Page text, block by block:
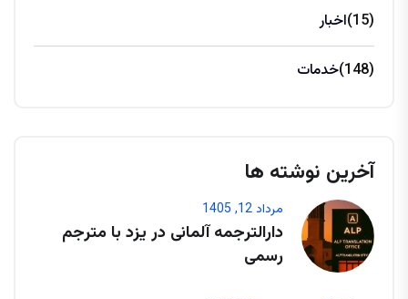
اخبار (15)
خدمات (148)
آخرین نوشته ها
مرداد 12, 1405
دارالترجمه آلمانی در یزد با مترجم
رسمی